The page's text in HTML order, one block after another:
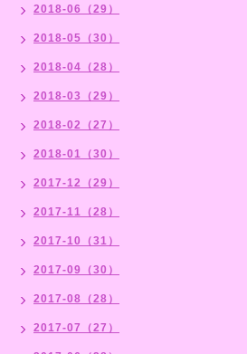
2018-06（29）
2018-05（30）
2018-04（28）
2018-03（29）
2018-02（27）
2018-01（30）
2017-12（29）
2017-11（28）
2017-10（31）
2017-09（30）
2017-08（28）
2017-07（27）